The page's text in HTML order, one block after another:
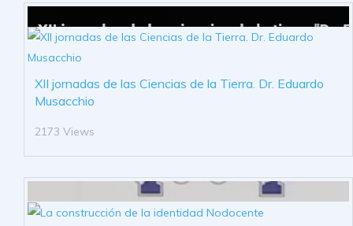
XII jornadas de las Ciencias de la Tierra. Dr. Eduardo
Musacchio
2173 Views